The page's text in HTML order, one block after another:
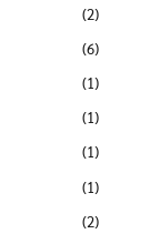
(2)
(6)
(1)
(1)
(1)
(1)
(2)